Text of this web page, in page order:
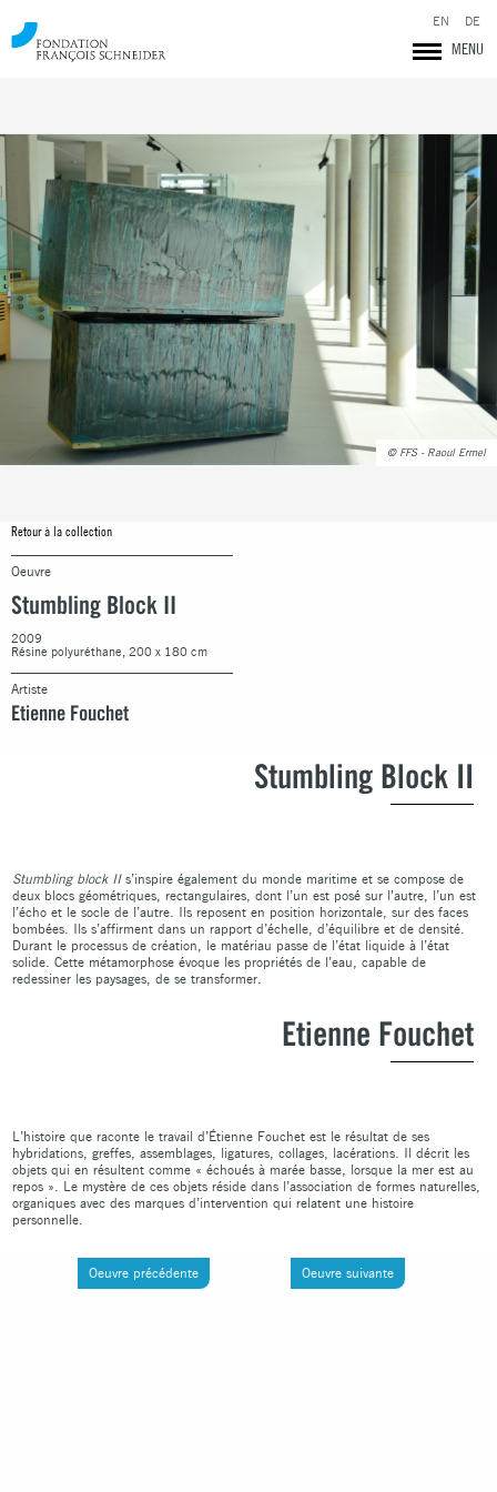
Fondation François Schneider
MENU
EN DE
Retour à la collection
Oeuvre
Stumbling Block II
2009
Résine polyuréthane, 200 x 180 cm
Artiste
Etienne Fouchet
© FFS - Raoul Ermel
Stumbling Block II
Stumbling block IIs’inspire également du monde maritime et se compose de
deux blocs géométriques, rectangulaires, dont l’un est posé sur l’autre, l’un est
l’écho et le socle de l’autre. Ils reposent en position horizontale, sur des faces
bombées. Ils s’affirment dans un rapport d’échelle, d’équilibre et de densité.
Durant le processus de création, le matériau passe de l’état liquide à l’état
solide. Cette métamorphose évoque les propriétés de l’eau, capable de
redessiner les paysages, de se transformer.
Etienne Fouchet
L’histoire que raconte le travail d’Étienne Fouchet est le résultat de ses
hybridations, greffes, assemblages, ligatures, collages, lacérations. Il décrit les
objets qui en résultent comme « échoués à marée basse, lorsque la mer est au
repos ». Le mystère de ces objets réside dans l’association de formes naturelles,
organiques avec des marques d’intervention qui relatent une histoire
personnelle.
Oeuvre précédente Oeuvre suivante